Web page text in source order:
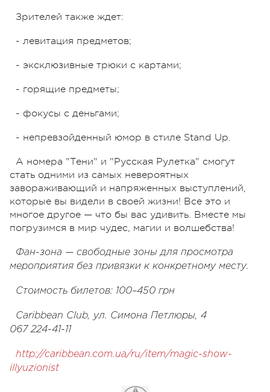
Зрителей также ждет:
- левитация предметов;
- эксклюзивные трюки с картами;
- горящие предметы;
- фокусы с деньгами;
- непревзойденный юмор в стиле Stand Up.
А номера "Тени" и "Русская Рулетка" смогут
стать одними из самых невероятных
завораживающий и напряженных выступлений,
которые вы видели в своей жизни! Все это и
многое другое — что бы вас удивить. Вместе мы
погрузимся в мир чудес, магии и волшебства!
Фан-зона — свободные зоны для просмотра
мероприятия без привязки к конкретному месту.
Стоимость билетов: 100–450 грн
Caribbean Club, ул. Симона Петлюры, 4
067 224-41-11
http://caribbean.com.ua/ru/item/magic-show-
illyuzionist